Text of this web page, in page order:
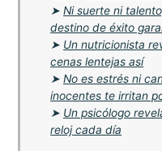
➤Ni suerte ni
destino de éxito
➤ Un nutricionista
cenas lentejas así
➤No es estrés ni
inocentes te irritan
➤ Un psicólogo
reloj cada día